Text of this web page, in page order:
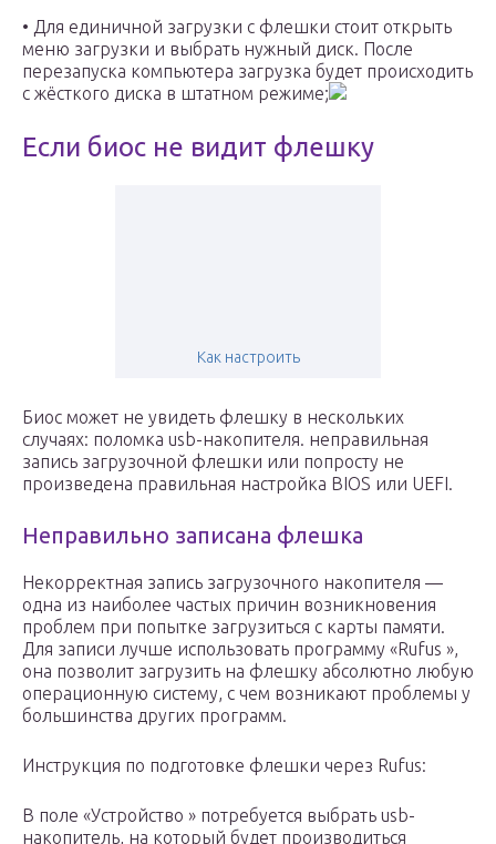
• Для единичной загрузки с флешки стоит открыть
меню загрузки и выбрать нужный диск. После
перезапуска компьютера загрузка будет происходить
с жёсткого диска в штатном режиме;
Если биос не видит флешку
Как настроить
Биос может не увидеть флешку в нескольких
случаях: поломка usb-накопителя. неправильная
запись загрузочной флешки или попросту не
произведена правильная настройка BIOS или UEFI.
Неправильно записана флешка
Некорректная запись загрузочного накопителя —
одна из наиболее частых причин возникновения
проблем при попытке загрузиться с карты памяти.
Для записи лучше использовать программу «Rufus »,
она позволит загрузить на флешку абсолютно любую
операционную систему, с чем возникают проблемы у
большинства других программ.
Инструкция по подготовке флешки через Rufus:
В поле «Устройство » потребуется выбрать usb-
накопитель, на который будет производиться